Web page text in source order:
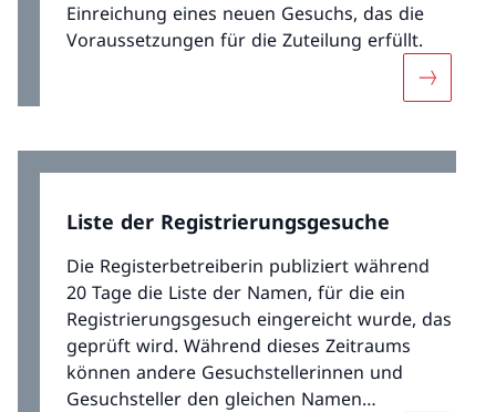
Einreichung eines neuen Gesuchs, das die
Voraussetzungen für die Zuteilung erfüllt.
Mehr
Liste der Registrierungsgesuche
Die Registerbetreiberin publiziert während
20 Tage die Liste der Namen, für die ein
Registrierungsgesuch eingereicht wurde, das
geprüft wird. Während dieses Zeitraums
können andere Gesuchstellerinnen und
Gesuchsteller den gleichen Namen